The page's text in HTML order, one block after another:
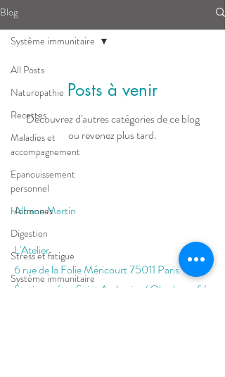
Blog
All Posts
Naturopathie
Recettes
Maladies et
accompagnement
Epanouissement
personnel
Hormones
Digestion
Stress et fatigue
Système immunitaire
Système immunitaire
Posts à venir
Découvrez d'autres catégories de ce blog
ou revenez plus tard.
Albane Martin
L'Atelier
6 rue de la Folie Méricourt 75011 Paris
Station métro Saint Ambroise / Oberkampf /